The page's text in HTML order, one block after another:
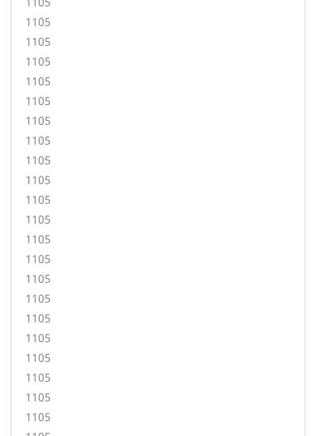
1105
1105
1105
1105
1105
1105
1105
1105
1105
1105
1105
1105
1105
1105
1105
1105
1105
1105
1105
1105
1105